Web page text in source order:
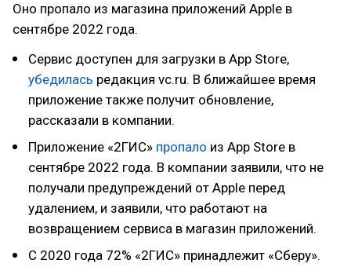
Оно пропало из магазина приложений Apple в
сентябре 2022 года.
Сервис доступен для загрузки в App Store,
убедилась редакция vc.ru. В ближайшее время
приложение также получит обновление,
рассказали в компании.
Приложение «2ГИС» пропало из App Store в
сентябре 2022 года. В компании заявили, что не
получали предупреждений от Apple перед
удалением, и заявили, что работают на
возвращением сервиса в магазин приложений.
С 2020 года 72% «2ГИС» принадлежит «Сберу».